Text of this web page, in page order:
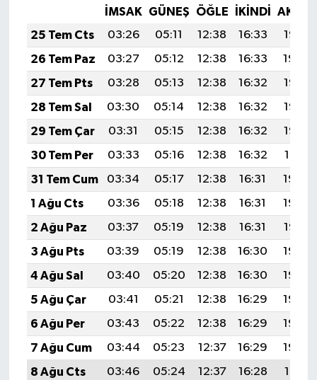
İMSAK GÜNEŞ ÖĞLE İKINDI
25 Tem Cts
03:26 05:11 12:38 16:33
19:55
26 Tem Paz
03:27 05:12 12:38 16:33
19:54
27 Tem Pts
03:28 05:13 12:38 16:32
19:53
28 Tem Sal
03:30 05:14 12:38 16:32
19:52
29 Tem Çar
03:31 05:15 12:38 16:32
19:52
30 Tem Per
03:33 05:16 12:38 16:32
19:51
31 Tem Cum
03:34 05:17 12:38 16:31
19:50
1 Ağu Cts
03:36 05:18 12:38 16:31
19:49
2 Ağu Paz
03:37 05:19 12:38 16:31
19:47
3 Ağu Pts
03:39 05:19 12:38 16:30
19:46
4 Ağu Sal
03:40 05:20 12:38 16:30
19:45
5 Ağu Çar
03:41 05:21 12:38 16:29
19:44
6 Ağu Per
03:43 05:22 12:38 16:29
19:43
7 Ağu Cum
03:44 05:23 12:37 16:29
19:42
8 Ağu Cts
03:46 05:24 12:37 16:28
19:41